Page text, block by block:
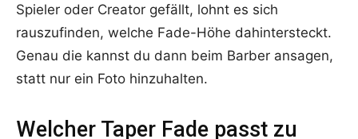
Spieler oder Creator gefällt, lohnt es sich
rauszufinden, welche Fade-Höhe dahintersteckt.
Genau die kannst du dann beim Barber ansagen,
statt nur ein Foto hinzuhalten.
Welcher Taper Fade passt zu